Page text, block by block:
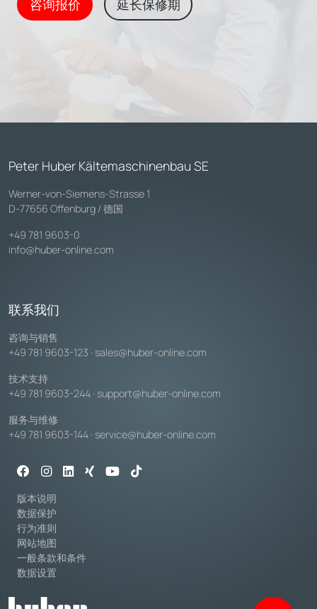
咨询报价 延长保修期
Peter Huber Kältemaschinenbau SE
Werner-von-Siemens-Strasse 1
D-77656 Offenburg / 德国
+49 781 9603-0
info@huber-online.com
联系我们
咨询与销售
+49 781 9603-123 · sales@huber-online.com
技术支持
+49 781 9603-244 · support@huber-online.com
服务与维修
+49 781 9603-144 · service@huber-online.com
版本说明
数据保护
行为准则
网站地图
一般条款和条件
数据设置